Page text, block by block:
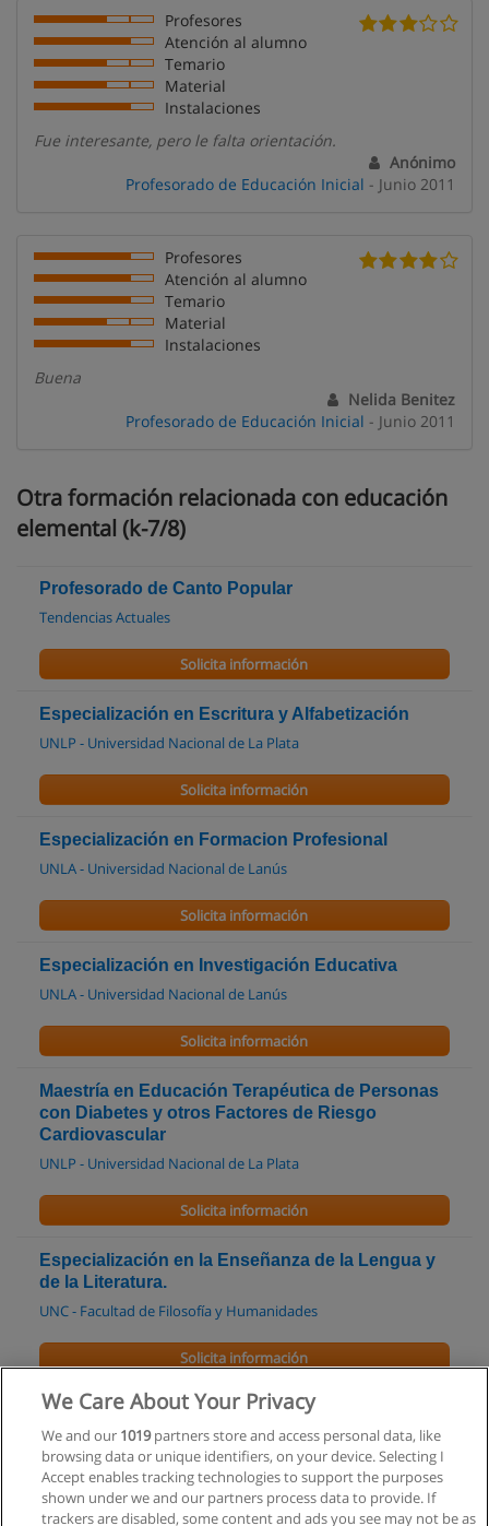
Profesores
Atención al alumno
Temario
Material
Instalaciones
Fue interesante, pero le falta orientación.
Anónimo
Profesorado de Educación Inicial - Junio 2011
Profesores
Atención al alumno
Temario
Material
Instalaciones
Buena
Nelida Benitez
Profesorado de Educación Inicial - Junio 2011
Otra formación relacionada con educación
elemental (k-7/8)
Profesorado de Canto Popular
Tendencias Actuales
Solicita información
Especialización en Escritura y Alfabetización
UNLP - Universidad Nacional de La Plata
Solicita información
Especialización en Formacion Profesional
UNLA - Universidad Nacional de Lanús
Solicita información
Especialización en Investigación Educativa
UNLA - Universidad Nacional de Lanús
Solicita información
Maestría en Educación Terapéutica de Personas
con Diabetes y otros Factores de Riesgo
Cardiovascular
UNLP - Universidad Nacional de La Plata
Solicita información
Especialización en la Enseñanza de la Lengua y
de la Literatura.
UNC - Facultad de Filosofía y Humanidades
Solicita información
Especialización en Adolescencia (orientación en
Educación)
UNC - Facultad de Psicología
Solicita información
We Care About Your Privacy
We and our 1019partners store and access personal data, like
browsing data or unique identifiers, on your device. Selecting I
Accept enables tracking technologies to support the purposes
shown under we and our partners process data to provide. If
trackers are disabled, some content and ads you see may not be as